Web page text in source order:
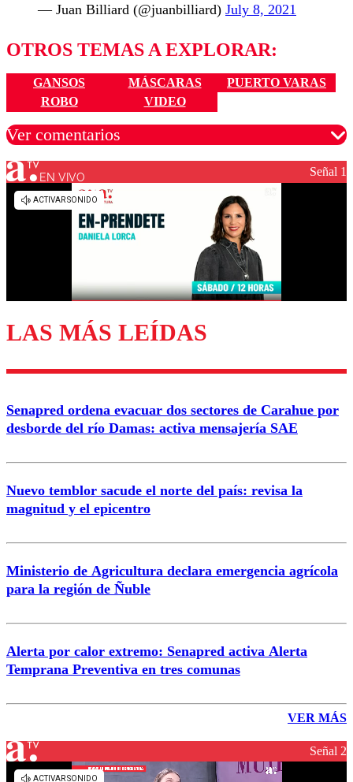
— Juan Billiard (@juanbilliard) July 8, 2021
OTROS TEMAS A EXPLORAR:
GANSOS MÁSCARAS
PUERTO VARAS
ROBO
VIDEO
Ver comentarios
Los comentarios son moderados para garantizar un
diálogo respetuoso.
Enviar comentario
EN VIVO Señal 1
LAS MÁS LEÍDAS
Senapred ordena evacuar dos sectores de Carahue por
desborde del río Damas: activa mensajería SAE
Nuevo temblor sacude el norte del país: revisa la
magnitud y el epicentro
Ministerio de Agricultura declara emergencia agrícola
para la región de Ñuble
Alerta por calor extremo: Senapred activa Alerta
Temprana Preventiva en tres comunas
VER MÁS
Señal 2